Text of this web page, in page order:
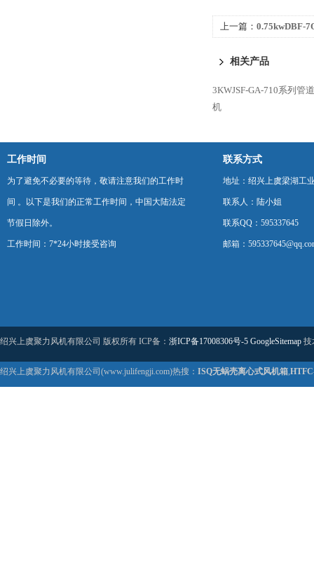
上一篇： 0.75kwDBF-
相关产品
3KWJSF-GA-710系列管
机
工作时间
为了避免不必要的等待，敬请注意我们的工作时
间 。以下是我们的正常工作时间，中国大陆法定
节假日除外。
工作时间：7*24小时接受咨询
联系方式
地址：绍兴上虞梁湖工
联系人：陆小姐
联系QQ：595337645
邮箱：
绍兴上虞聚力风机有限公司 版权所有 ICP备： 浙ICP备17008306号-5 GoogleSitemap 技
绍兴上虞聚力风机有限公司(www.julifengji.com)热搜： ISQ无蜗壳离心式风机箱,